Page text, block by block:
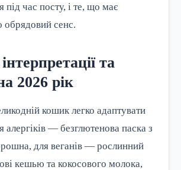
під час посту, і те, що має
обрядовий сенс.
та
2026 рік
кошик легко адаптувати
алергіків — безглютенова паска з
для веганів — рослинний
кешью та кокосового молока,